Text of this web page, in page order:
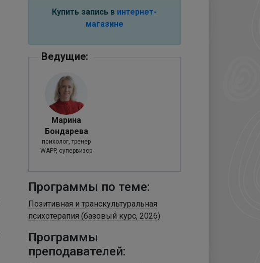
Купить запись в интернет-
магазине
Ведущие:
Марина
Бондарева
психолог, тренер
WAPP, супервизор
Программы по теме:
Позитивная и транскультуральная
психотерапия (базовый курс, 2026)
Программы
преподавателей: